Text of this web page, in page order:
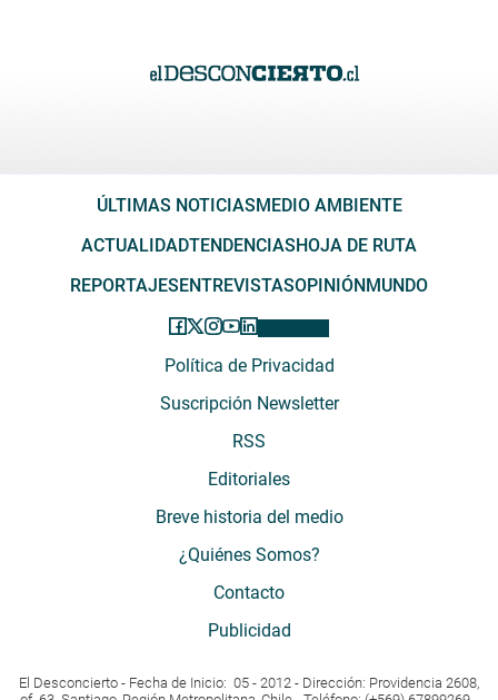
ÚLTIMAS NOTICIASMEDIO AMBIENTE
ACTUALIDADTENDENCIASHOJA DE RUTA
REPORTAJESENTREVISTASOPINIÓNMUNDO
Política de Privacidad
Suscripción Newsletter
RSS
Editoriales
Breve historia del medio
¿Quiénes Somos?
Contacto
Publicidad
El Desconcierto - Fecha de Inicio: 05 - 2012 - Dirección: Providencia 2608,